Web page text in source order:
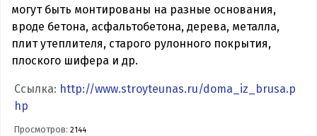
могут быть монтированы на разные основания,
вроде бетона, асфальтобетона, дерева, металла,
плит утеплителя, старого рулонного покрытия,
плоского шифера и др.
Ссылка: http://www.stroyteunas.ru/doma_iz_brusa.p
hp
Просмотров:2144